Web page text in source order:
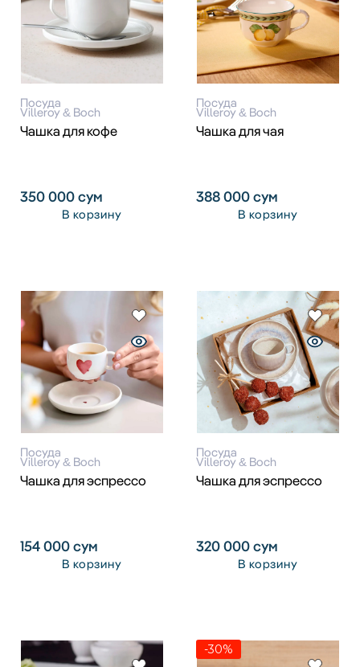
Посуда
Villeroy & Boch
Чашка для кофе
350 000сум
В корзину
Посуда
Villeroy & Boch
Чашка для чая
388 000сум
В корзину
Посуда
Villeroy & Boch
Чашка для эспрессо
154 000сум
В корзину
Посуда
Villeroy & Boch
Чашка для эспрессо
320 000сум
В корзину
-30%